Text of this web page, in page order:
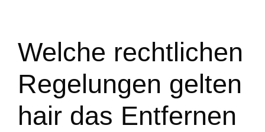
Welche rechtlichen
Regelungen gelten
hair das Entfernen